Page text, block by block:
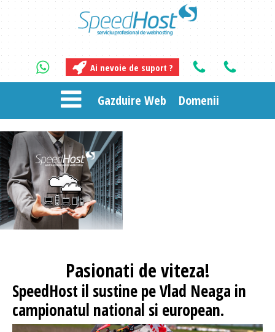
Ai nevoie de suport ?
Gazduire Web Domenii
Pasionati de viteza!
SpeedHost il sustine pe Vlad Neaga in
campionatul national si european.